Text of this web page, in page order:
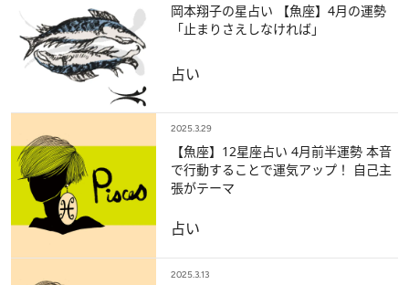
岡本翔子の星占い 【魚座】4月の運勢
「止まりさえしなければ」
占い
2025.3.29
【魚座】12星座占い 4月前半運勢 本音
で行動することで運気アップ！ 自己主
張がテーマ
占い
2025.3.13